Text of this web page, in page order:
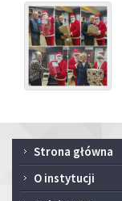
Menu
główne
Strona główna
O instytucji